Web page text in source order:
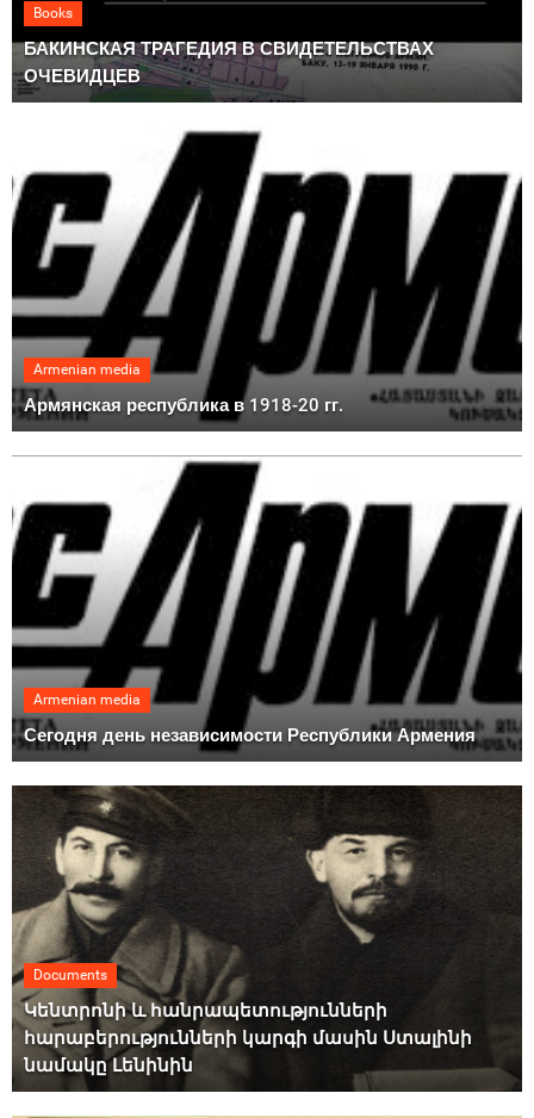
Books
БАКИНСКАЯ ТРАГЕДИЯ В СВИДЕТЕЛЬСТВАХ
ОЧЕВИДЦЕВ
Armenian media
Армянская республика в 1918-20 гг.
Armenian media
Сегодня день независимости Республики Армения
Documents
Կենտրոնի և հանրապետությունների
հարաբերությունների կարգի մասին Ստալինի
նամակը Լենինին